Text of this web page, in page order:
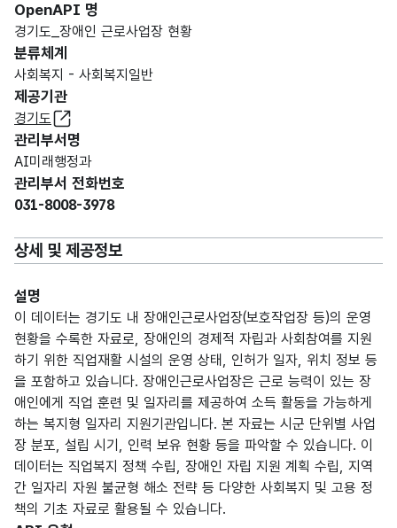
OpenAPI 명
경기도_장애인 근로사업장 현황
분류체계
사회복지 - 사회복지일반
제공기관
경기도
관리부서명
AI미래행정과
관리부서 전화번호
031-8008-3978
상세 및 제공정보
설명
이 데이터는 경기도 내 장애인근로사업장(보호작업장 등)의 운영
현황을 수록한 자료로, 장애인의 경제적 자립과 사회참여를 지원
하기 위한 직업재활 시설의 운영 상태, 인허가 일자, 위치 정보 등
을 포함하고 있습니다. 장애인근로사업장은 근로 능력이 있는 장
애인에게 직업 훈련 및 일자리를 제공하여 소득 활동을 가능하게
하는 복지형 일자리 지원기관입니다. 본 자료는 시군 단위별 사업
장 분포, 설립 시기, 인력 보유 현황 등을 파악할 수 있습니다. 이
데이터는 직업복지 정책 수립, 장애인 자립 지원 계획 수립, 지역
간 일자리 자원 불균형 해소 전략 등 다양한 사회복지 및 고용 정
책의 기초 자료로 활용될 수 있습니다.